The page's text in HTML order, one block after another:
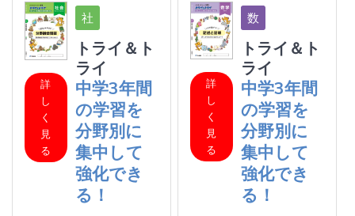
詳
し
く
見
る
トライ＆ト
ライ
中学3年間
の学習を
分野別に
集中して
強化でき
る！
詳
し
く
見
る
トライ＆ト
ライ
中学3年間
の学習を
分野別に
集中して
強化でき
る！